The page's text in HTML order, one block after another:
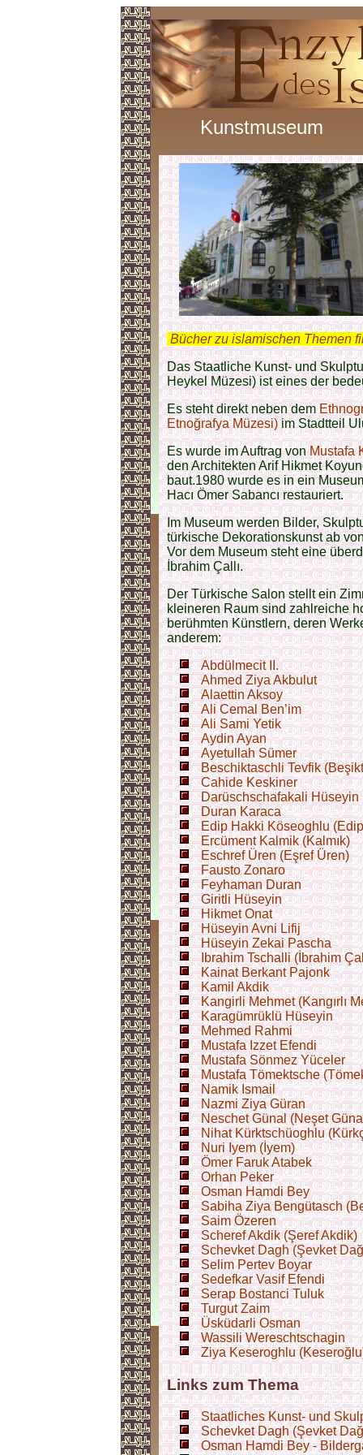
Kunstmuseum
Bücher zu islamischen Themen
Das Staatliche Kunst- und
Heykel Müzesi) ist eines der
Es steht direkt neben dem
Etnoğrafya Müzesi)im Stadtteil
Es wurde im Auftrag vonMustafa
den Architekten Arif Hikmet
baut.1980 wurde es in ein
Hacı Ömer Sabancı restauriert.
Im Museum werden Bilder,
türkische Dekorationskunst ab
Vor dem Museum steht eine
İbrahim Çallı.
Der Türkische Salon stellt ein
kleineren Raum sind zahlreiche
berühmten Künstlern, deren
anderem:
Abdülmecit II.
Ahmed Ziya Akbulut
Alaettin Aksoy
Ali Cemal Ben’im
Ali Sami Yetik
Aydin Ayan
Ayetullah Sümer
Beschiktaschli Tevfik
Cahide Keskiner
Darüschschafakali Hüseyin
Duran Karaca
Edip Hakki Köseoghlu
Ercüment Kalmik (Kalmık)
Eschref Üren (Eşref Üren)
Fausto Zonaro
Feyhaman Duran
Giritli Hüseyin
Hikmet Onat
Hüseyin Avni Lifij
Hüseyin Zekai Pascha
Ibrahim Tschalli (İbrahim
Kainat Berkant Pajonk
Kamil Akdik
Kangirli Mehmet (Kangırlı
Karagümrüklü Hüseyin
Mehmed Rahmi
Mustafa Izzet Efendi
Mustafa Sönmez Yüceler
Mustafa Tömektsche
Namik Ismail
Nazmi Ziya Güran
Neschet Günal (Neşet
Nihat Kürktschüoghlu
Nuri Iyem (İyem)
Ömer Faruk Atabek
Orhan Peker
Osman Hamdi Bey
Sabiha Ziya Bengütasch
Saim Özeren
Scheref Akdik (Şeref Akdik)
Schevket Dagh (Şevket
Selim Pertev Boyar
Sedefkar Vasif Efendi
Serap Bostanci Tuluk
Turgut Zaim
Üsküdarli Osman
Wassili Wereschtschagin
Ziya Keseroghlu
Links zum Thema
Staatliches Kunst- und
Schevket Dagh (Şevket
Osman Hamdi Bey -